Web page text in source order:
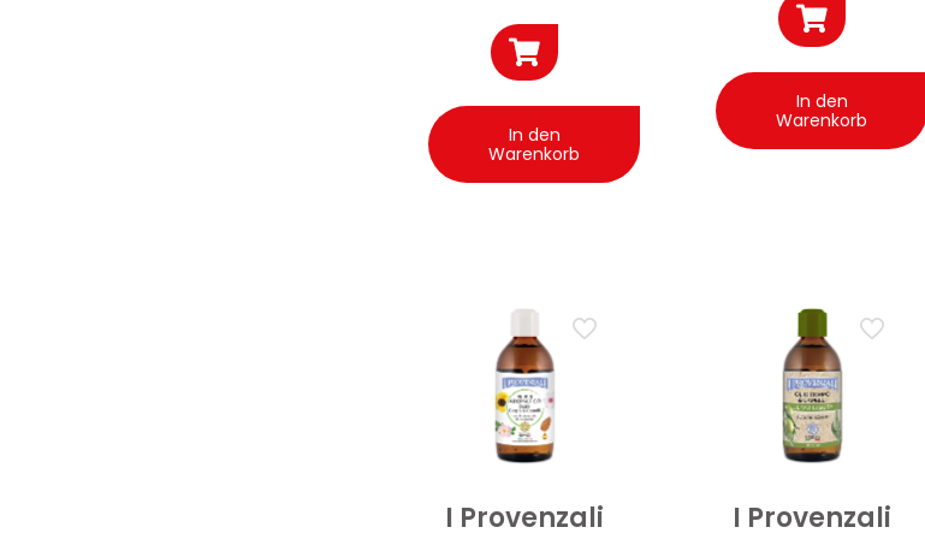
In den
Warenkorb
In den
Warenkorb
I Provenzali
I Provenzali